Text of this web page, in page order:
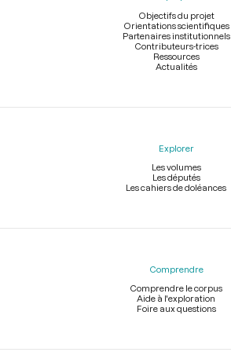
Objectifs du projet
Orientations scientifiques
Partenaires institutionnels
Contributeurs-trices
Ressources
Actualités
Explorer
Les volumes
Les députés
Les cahiers de doléances
Comprendre
Comprendre le corpus
Aide à l'exploration
Foire aux questions